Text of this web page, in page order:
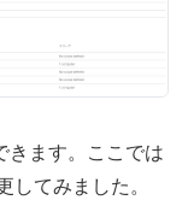
ます。ここでは
てみました。